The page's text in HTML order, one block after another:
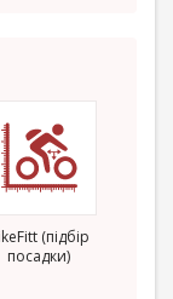
(підбір
посадки)